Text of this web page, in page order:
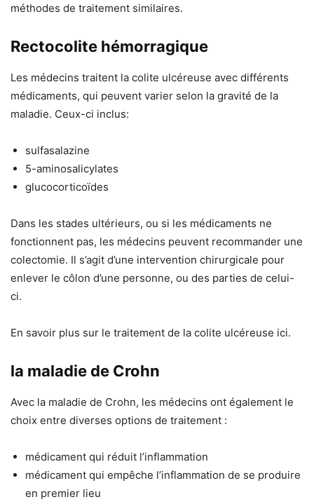
méthodes de traitement similaires.
Rectocolite hémorragique
Les médecins traitent la colite ulcéreuse avec différents
médicaments, qui peuvent varier selon la gravité de la
maladie. Ceux-ci inclus:
sulfasalazine
5-aminosalicylates
glucocorticoïdes
Dans les stades ultérieurs, ou si les médicaments ne
fonctionnent pas, les médecins peuvent recommander une
colectomie. Il s’agit d’une intervention chirurgicale pour
enlever le côlon d’une personne, ou des parties de celui-
ci.
En savoir plus sur le traitement de la colite ulcéreuse ici.
la maladie de Crohn
Avec la maladie de Crohn, les médecins ont également le
choix entre diverses options de traitement :
médicament qui réduit l’inflammation
médicament qui empêche l’inflammation de se produire
en premier lieu